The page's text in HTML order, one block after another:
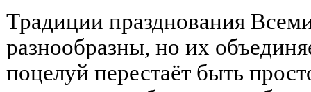
Традиции празднования
разнообразны, но их
поцелуй перестаёт быть